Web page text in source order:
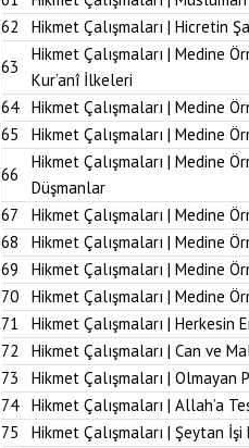
62
Hikmet Çalışmaları | Hicretin
63
Hikmet Çalışmaları | Medine
Kur’anî İlkeleri
64
Hikmet Çalışmaları | Medine
65
Hikmet Çalışmaları | Medine
66
Hikmet Çalışmaları | Medine
Düşmanlar
67
Hikmet Çalışmaları | Medine
68
Hikmet Çalışmaları | Medine
69
Hikmet Çalışmaları | Medine
70
Hikmet Çalışmaları | Medine
71
Hikmet Çalışmaları | Herkesin
72
Hikmet Çalışmaları | Can ve
73
Hikmet Çalışmaları | Olmayan
74
Hikmet Çalışmaları | Allah’a
75
Hikmet Çalışmaları | Şeytan